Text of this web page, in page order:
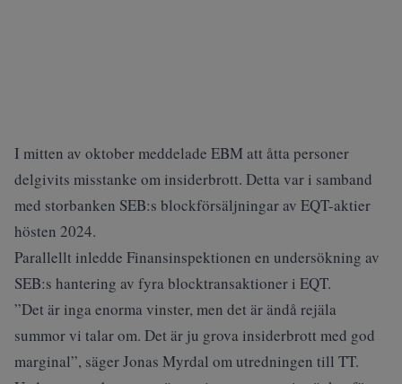
I mitten av oktober meddelade EBM att åtta personer
delgivits misstanke om insiderbrott. Detta var i samband
med storbanken SEB:s blockförsäljningar av EQT-aktier
hösten 2024.
Parallellt inledde Finansinspektionen en undersökning av
SEB:s hantering av fyra blocktransaktioner i EQT.
”Det är inga enorma vinster, men det är ändå rejäla
summor vi talar om. Det är ju grova insiderbrott med god
marginal”, säger Jonas Myrdal om utredningen till TT.